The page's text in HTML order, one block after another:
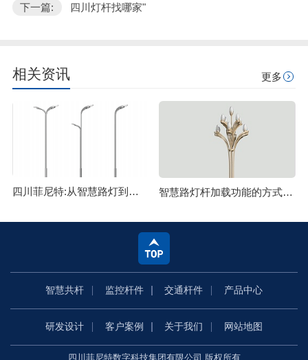
下一篇: 四川灯杆找哪家"
相关资讯 更多
四川菲尼特:从智慧路灯到数字孪生再到元宇宙 智慧路灯杆加载功能的方式主要有哪些
智慧共杆 监控杆件 交通杆件 产品中心
研发设计 客户案例 关于我们 网站地图
四川菲尼特数字科技集团有限公司 版权所有